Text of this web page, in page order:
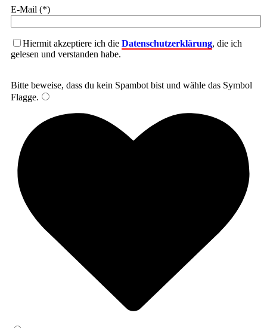
E-Mail (*)
Hiermit akzeptiere ich die Datenschutzerklärung, die ich
gelesen und verstanden habe.
Bitte beweise, dass du kein Spambot bist und wähle das Symbol
Flagge.